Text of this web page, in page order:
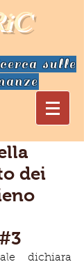
sulle
dei
dichiara